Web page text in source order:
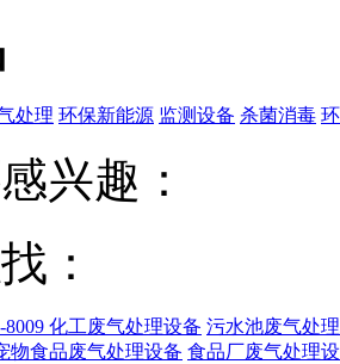
处理 环保新能源 监测设备 杀菌消毒
兴趣：
：
8009 化工废气处理设备 污水池废气处
物食品废气处理设备 食品厂废气处理